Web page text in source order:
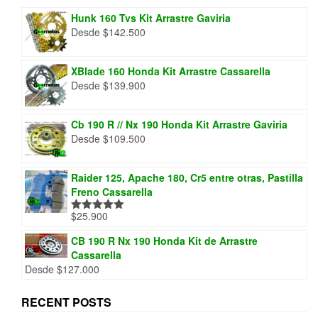
Hunk 160 Tvs Kit Arrastre Gaviria
Desde $142.500
XBlade 160 Honda Kit Arrastre Cassarella
Desde $139.900
Cb 190 R // Nx 190 Honda Kit Arrastre Gaviria
Desde $109.500
Raider 125, Apache 180, Cr5 entre otras, Pastilla
Freno Cassarella
Valorado
5
$25.900
CB 190 R Nx 190 Honda Kit de Arrastre
Cassarella
Desde $127.000
RECENT POSTS